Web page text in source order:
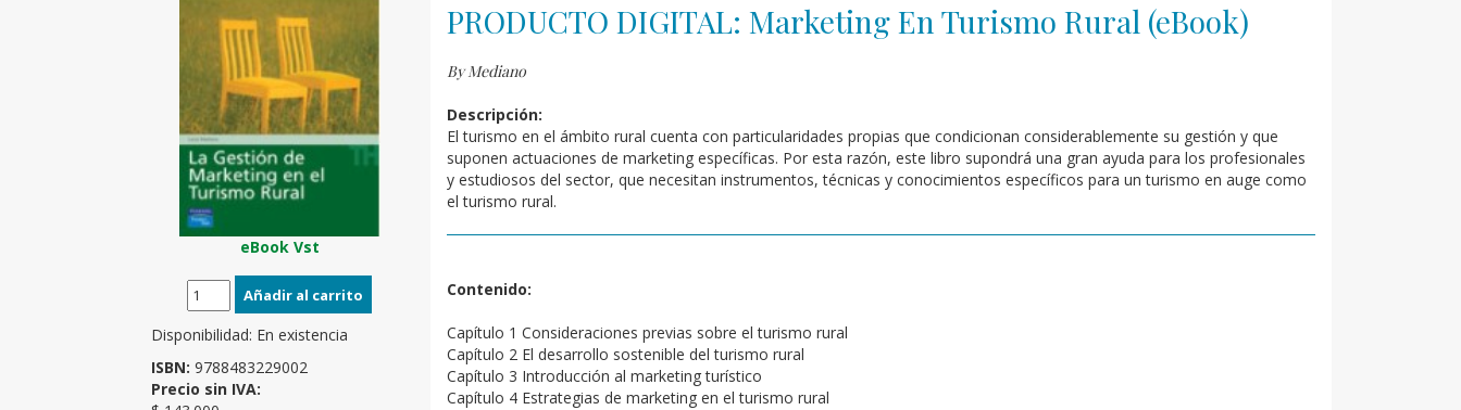
eBook Vst
Disponibilidad: En existencia
ISBN:9788483229002
Precio sin IVA:
PRODUCTO DIGITAL: Marketing En Turismo Rural (eBook)
By Mediano
Descripción:
El turismo en el ámbito rural cuenta con particularidades propias que condicionan considerablemente su gestión y que
suponen actuaciones de marketing específicas. Por esta razón, este libro supondrá una gran ayuda para los profesionales
y estudiosos del sector, que necesitan instrumentos, técnicas y conocimientos específicos para un turismo en auge como
el turismo rural.
Contenido:
Capítulo 1 Consideraciones previas sobre el turismo rural
Capítulo 2 El desarrollo sostenible del turismo rural
Capítulo 3 Introducción al marketing turístico
Capítulo 4 Estrategias de marketing en el turismo rural